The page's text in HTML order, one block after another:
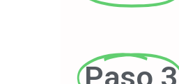
Paso 3